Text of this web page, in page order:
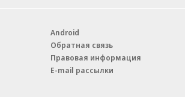
Android
Обратная связь
Правовая информация
E-mail рассылки